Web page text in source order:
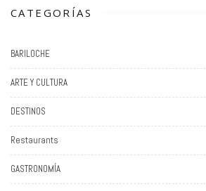
CATEGORÍAS
BARILOCHE
ARTE Y CULTURA
DESTINOS
Restaurants
GASTRONOMÍA